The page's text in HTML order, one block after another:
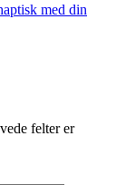
med din
felter er